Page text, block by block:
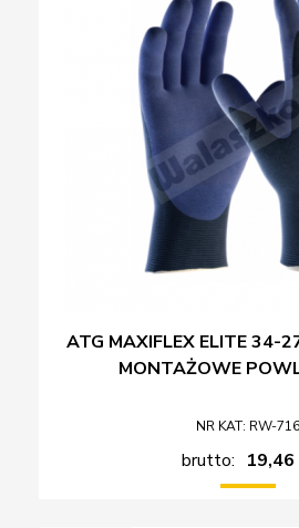
ATG MAXIFLEX ELITE 34-
MONTAŻOWE
NR KAT: RW-716
brutto: 19,46